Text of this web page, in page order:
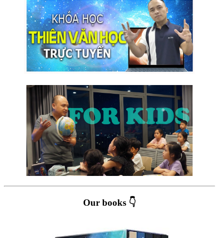
Our books 👇